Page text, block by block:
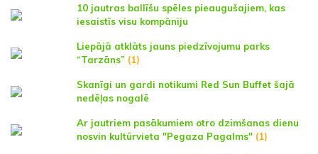
10 jautras ballīšu spēles pieaugušajiem, kas
iesaistīs visu kompāniju
Liepājā atklāts jauns piedzīvojumu parks
“Tarzāns” (1)
Skanīgi un gardi notikumi Red Sun Buffet šajā
nedēļas nogalē
Ar jautriem pasākumiem otro dzimšanas dienu
nosvin kultūrvieta "Pegaza Pagalms" (1)